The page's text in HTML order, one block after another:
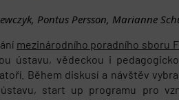
Pontus Persson, Marianne
mezinárodního poradního sboru
ústavu, vědeckou i
Během diskusí a návštěv
start up programu pro